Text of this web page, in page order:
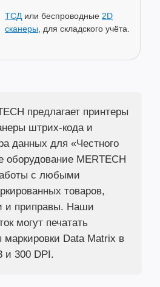
ТСД или беспроводные 2D
сканеры , для складского учёта.
предлагает принтеры
штрих-кода и
данных для «Честного
оборудование MERTECH
с любыми
товаров,
и приправы. Наши
могут печатать
маркировки Data Matrix в
и 300 DPI.